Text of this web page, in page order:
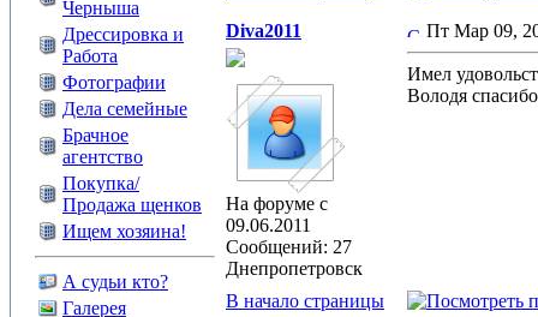
Черныша
Дрессировка и
Работа
Фотографии
Дела семейные
Брачное
агентство
Покупка/
Продажа щенков
Ищем хозяина!
А судьи кто?
Галерея
Diva2011
На форуме с
09.06.2011
Сообщений: 27
Днепропетровск
Пт Мар 09,
Имел
Володя
В начало страницы